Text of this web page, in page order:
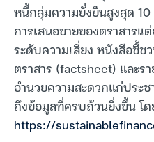
หนี้กลุ่มความยั่งยืนสูงสุด
การเสนอขายของตราสารแ
ระดับความเสี่ยง หนังสือชี้
ตราสาร (factsheet) และร
อำนวยความสะดวกแก่ประ
ถึงข้อมูลที่ครบถ้วนยิ่งขึ้น โ
https://